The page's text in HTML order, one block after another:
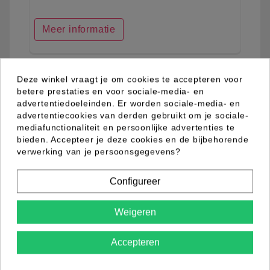
Meer informatie
favorite_border
Deze winkel vraagt je om cookies te accepteren voor
betere prestaties en voor sociale-media- en
advertentiedoeleinden. Er worden sociale-media- en
advertentiecookies van derden gebruikt om je sociale-
mediafunctionaliteit en persoonlijke advertenties te
bieden. Accepteer je deze cookies en de bijbehorende
verwerking van je persoonsgegevens?
Configureer
Weigeren
Accepteren